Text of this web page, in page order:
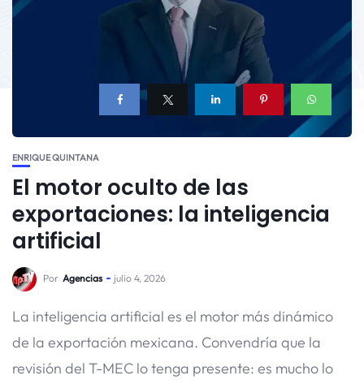
ENRIQUE QUINTANA
El motor oculto de las
exportaciones: la inteligencia
artificial
Por Agencias julio 4, 2026
La inteligencia artificial es el motor más dinámico
de la exportación mexicana. Convendría que la
revisión del T-MEC lo tenga presente: es mucho lo